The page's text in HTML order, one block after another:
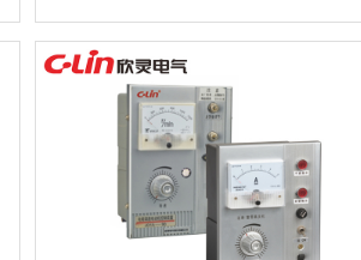
外形尺寸:
500×400×250mm
冷却方式:
环境温度:
-10~+45℃
环境湿度:
20~90%RH，无水珠凝结
使用场所:
海拔高度超过1000 米, 降额
使用, 无尘埃, 腐蚀性气体, 易
燃易爆气体, 油雾, 水蒸气, 滴